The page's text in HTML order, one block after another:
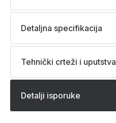
Detaljna specifikacija
Tehnički crteži i uputstva
Detalji isporuke